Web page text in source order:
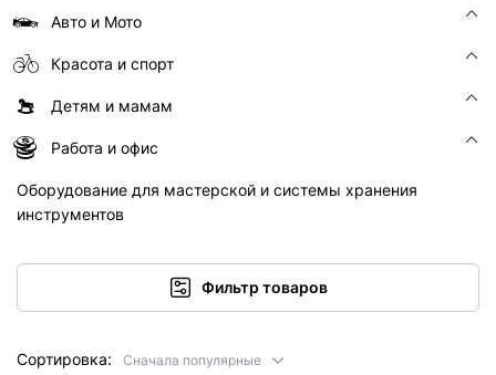
Авто и Мото
Красота и спорт
Детям и мамам
Работа и офис
Оборудование для мастерской и системы хранения
инструментов
Фильтр товаров
Сортировка: Сначала популярные